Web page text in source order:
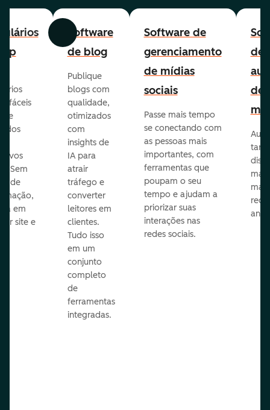
Anterior Avançar
fáceis
e
Sem
de
em
site e
Software
de blog
Publique
blogs com
qualidade,
otimizados
com
insights de
IA para
atrair
tráfego e
converter
leitores em
clientes.
Tudo isso
em um
conjunto
completo
de
ferramentas
integradas.
Software de
gerenciamento
de mídias
sociais
Passe mais tempo
se conectando com
as pessoas mais
importantes, com
ferramentas que
poupam o seu
tempo e ajudam a
priorizar suas
interações nas
redes sociais.
de
de
mail